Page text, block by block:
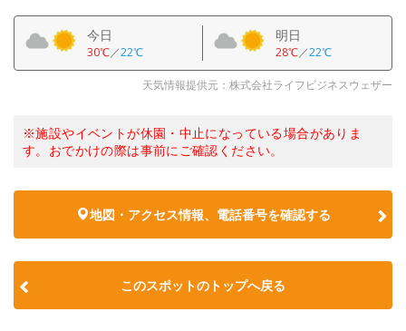
今日
30℃／22℃
明日
28℃／22℃
天気情報提供元：株式会社ライフビジネスウェザー
※施設やイベントが休園・中止になっている場合がありま
す。おでかけの際は事前にご確認ください。
地図・アクセス情報、電話番号を確認する
このスポットのトップへ戻る